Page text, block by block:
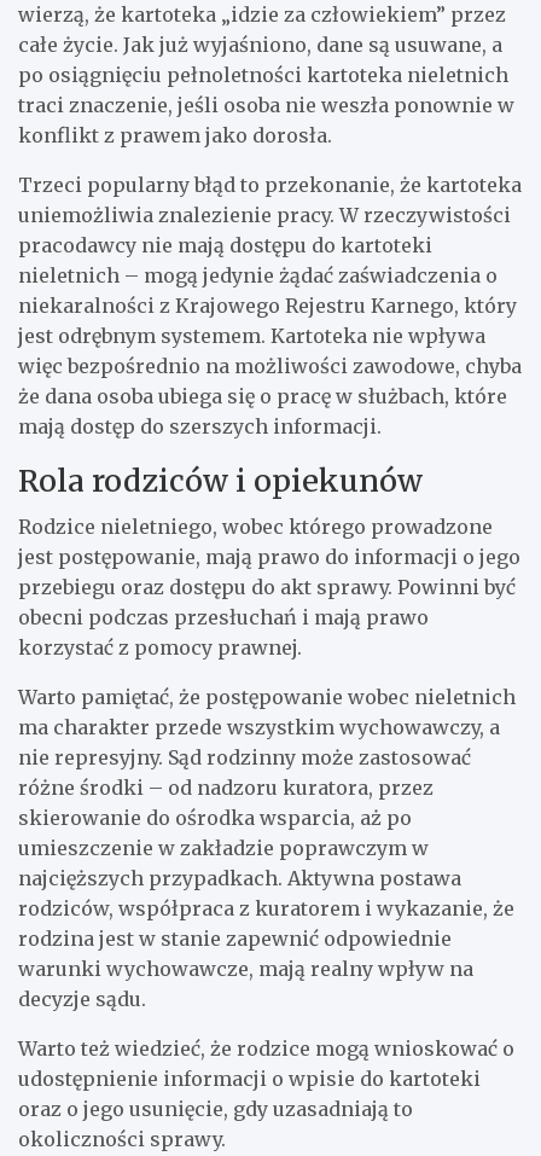
wierzą, że kartoteka „idzie za człowiekiem” przez
całe życie. Jak już wyjaśniono, dane są usuwane, a
po osiągnięciu pełnoletności kartoteka nieletnich
traci znaczenie, jeśli osoba nie weszła ponownie w
konflikt z prawem jako dorosła.
Trzeci popularny błąd to przekonanie, że kartoteka
uniemożliwia znalezienie pracy. W rzeczywistości
pracodawcy nie mają dostępu do kartoteki
nieletnich – mogą jedynie żądać zaświadczenia o
niekaralności z Krajowego Rejestru Karnego, który
jest odrębnym systemem. Kartoteka nie wpływa
więc bezpośrednio na możliwości zawodowe, chyba
że dana osoba ubiega się o pracę w służbach, które
mają dostęp do szerszych informacji.
Rola rodziców i opiekunów
Rodzice nieletniego, wobec którego prowadzone
jest postępowanie, mają prawo do informacji o jego
przebiegu oraz dostępu do akt sprawy. Powinni być
obecni podczas przesłuchań i mają prawo
korzystać z pomocy prawnej.
Warto pamiętać, że postępowanie wobec nieletnich
ma charakter przede wszystkim wychowawczy, a
nie represyjny. Sąd rodzinny może zastosować
różne środki – od nadzoru kuratora, przez
skierowanie do ośrodka wsparcia, aż po
umieszczenie w zakładzie poprawczym w
najcięższych przypadkach. Aktywna postawa
rodziców, współpraca z kuratorem i wykazanie, że
rodzina jest w stanie zapewnić odpowiednie
warunki wychowawcze, mają realny wpływ na
decyzje sądu.
Warto też wiedzieć, że rodzice mogą wnioskować o
udostępnienie informacji o wpisie do kartoteki
oraz o jego usunięcie, gdy uzasadniają to
okoliczności sprawy.